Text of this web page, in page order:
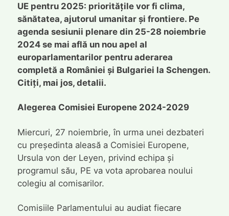
UE pentru 2025: prioritățile vor fi clima,
sănătatea, ajutorul umanitar și frontiere. Pe
agenda sesiunii plenare din 25-28 noiembrie
2024 se mai află un nou apel al
europarlamentarilor pentru aderarea
completă a României și Bulgariei la Schengen.
Citiți, mai jos, detalii.
Alegerea Comisiei Europene 2024-2029
Miercuri, 27 noiembrie, în urma unei dezbateri
cu președinta aleasă a Comisiei Europene,
Ursula von der Leyen, privind echipa și
programul său, PE va vota aprobarea noului
colegiu al comisarilor.
Comisiile Parlamentului au audiat fiecare